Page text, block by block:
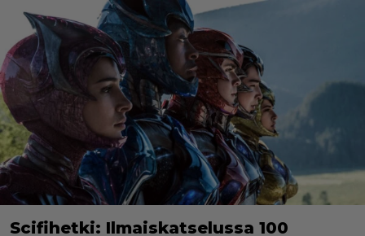
Scifihetki: Ilmaiskatselussa 100